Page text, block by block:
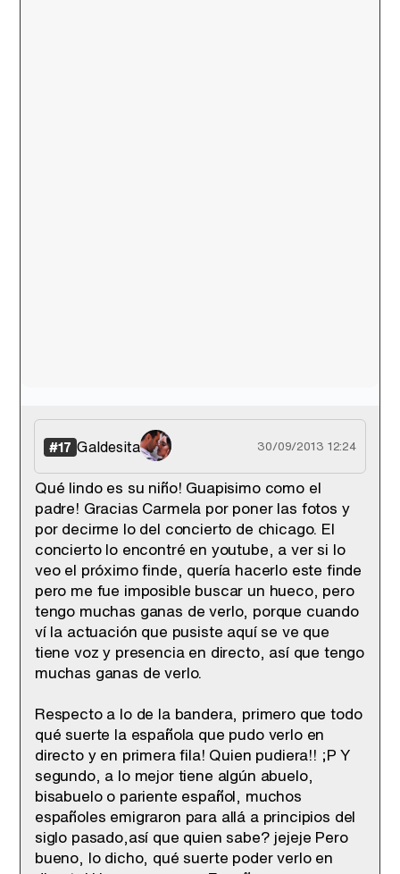
#17 Galdesita 30/09/2013 12:24
Qué lindo es su niño! Guapisimo como el
padre! Gracias Carmela por poner las fotos y
por decirme lo del concierto de chicago. El
concierto lo encontré en youtube, a ver si lo
veo el próximo finde, quería hacerlo este finde
pero me fue imposible buscar un hueco, pero
tengo muchas ganas de verlo, porque cuando
ví la actuación que pusiste aquí se ve que
tiene voz y presencia en directo, así que tengo
muchas ganas de verlo.
Respecto a lo de la bandera, primero que todo
qué suerte la española que pudo verlo en
directo y en primera fila! Quien pudiera!! ;P Y
segundo, a lo mejor tiene algún abuelo,
bisabuelo o pariente español, muchos
españoles emigraron para allá a principios del
siglo pasado,así que quien sabe? jejeje Pero
bueno, lo dicho, qué suerte poder verlo en